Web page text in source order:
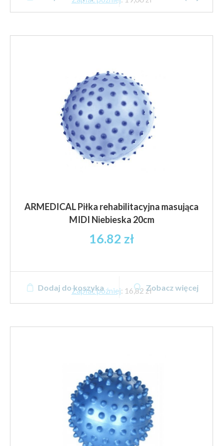
do
brutto
ma
wariantów.
ARMEDICAL Piłka rehabilitacyjna masująca
MIDI Niebieska 20cm
16.82 zł
Zapłać później: 16,82 zł
Dodaj do koszyka Zobacz więcej